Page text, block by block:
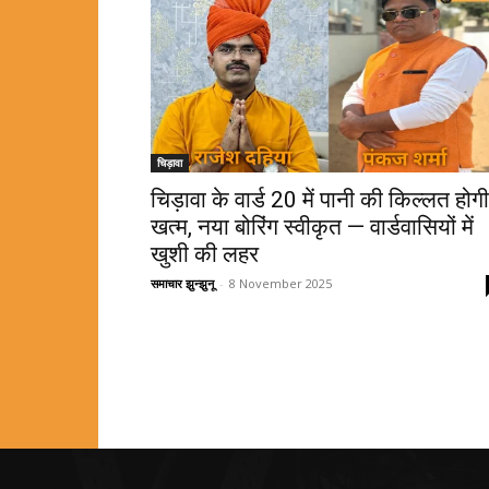
चिड़ावा
चिड़ावा के वार्ड 20 में पानी की किल्लत होगी
खत्म, नया बोरिंग स्वीकृत — वार्डवासियों में
खुशी की लहर
समाचार झुन्झुनू - 8 November 2025